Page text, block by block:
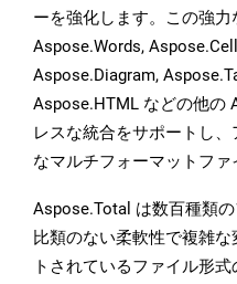
ーを強化します。この強力
Aspose.Words,
Aspose.Diagram,
Aspose.HTML などの他の
レスな統合をサポートし
なマルチフォーマットファ
Aspose.Total は数百種類
比類のない柔軟性で複雑
トされているファイル形式